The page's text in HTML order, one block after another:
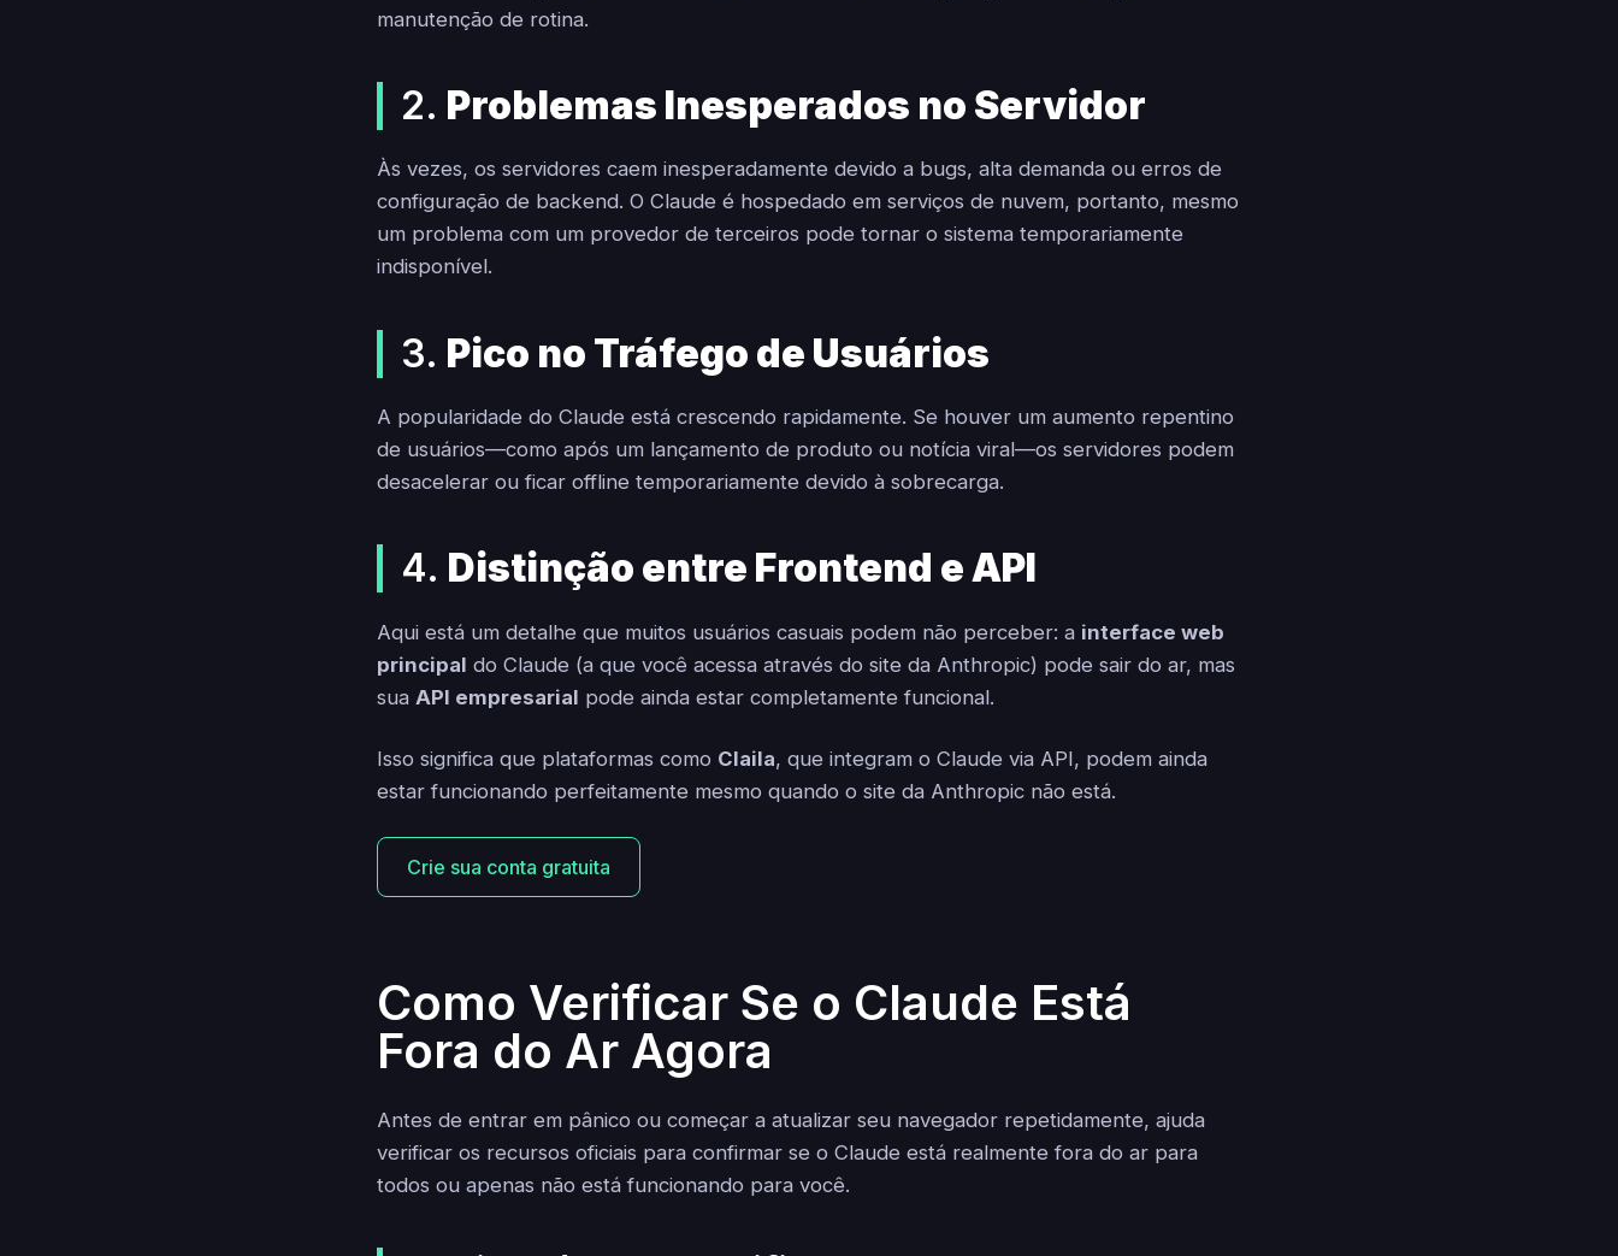
manutenção de rotina.
2. Problemas Inesperados no Servidor
Às vezes, os servidores caem inesperadamente devido a bugs, alta demanda ou erros de
configuração de backend. O Claude é hospedado em serviços de nuvem, portanto, mesmo
um problema com um provedor de terceiros pode tornar o sistema temporariamente
indisponível.
3. Pico no Tráfego de Usuários
A popularidade do Claude está crescendo rapidamente. Se houver um aumento repentino
de usuários—como após um lançamento de produto ou notícia viral—os servidores podem
desacelerar ou ficar offline temporariamente devido à sobrecarga.
4. Distinção entre Frontend e API
Aqui está um detalhe que muitos usuários casuais podem não perceber: a interface web
principal do Claude (a que você acessa através do site da Anthropic) pode sair do ar, mas
sua API empresarial pode ainda estar completamente funcional.
Isso significa que plataformas como Claila, que integram o Claude via API, podem ainda
estar funcionando perfeitamente mesmo quando o site da Anthropic não está.
Crie sua conta gratuita
Como Verificar Se o Claude Está
Fora do Ar Agora
Antes de entrar em pânico ou começar a atualizar seu navegador repetidamente, ajuda
verificar os recursos oficiais para confirmar se o Claude está realmente fora do ar para
todos ou apenas não está funcionando para você.